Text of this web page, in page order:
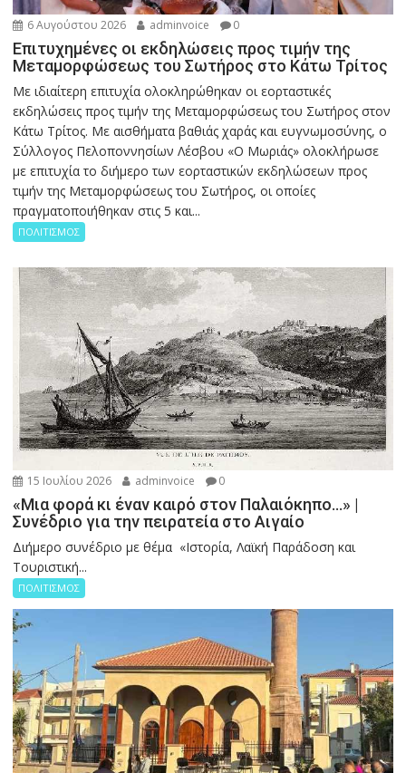
6 Αυγούστου 2026 adminvoice 0
Επιτυχημένες οι εκδηλώσεις προς τιμήν της
Μεταμορφώσεως του Σωτήρος στο Κάτω Τρίτος
Με ιδιαίτερη επιτυχία ολοκληρώθηκαν οι εορταστικές
εκδηλώσεις προς τιμήν της Μεταμορφώσεως του Σωτήρος στον
Κάτω Τρίτος. Με αισθήματα βαθιάς χαράς και ευγνωμοσύνης, ο
Σύλλογος Πελοποννησίων Λέσβου «Ο Μωριάς» ολοκλήρωσε
με επιτυχία το διήμερο των εορταστικών εκδηλώσεων προς
τιμήν της Μεταμορφώσεως του Σωτήρος, οι οποίες
πραγματοποιήθηκαν στις 5 και...
ΠΟΛΙΤΙΣΜΟΣ
15 Ιουλίου 2026 adminvoice 0
«Μια φορά κι έναν καιρό στον Παλαιόκηπο…» |
Συνέδριο για την πειρατεία στο Αιγαίο
Διήμερο συνέδριο με θέμα «Ιστορία, Λαϊκή Παράδοση και
Τουριστική...
ΠΟΛΙΤΙΣΜΟΣ